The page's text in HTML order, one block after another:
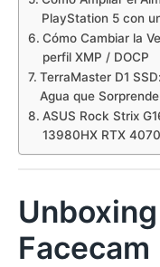
PlayStation 5 con
Cómo Cambiar la
perfil XMP / DOCP
TerraMaster D1
Agua que
ASUS Rock Strix
13980HX RTX
Facecam